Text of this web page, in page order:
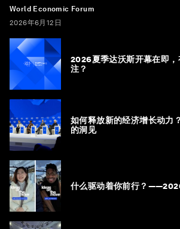
World Economic Forum
2026年6月12日
2026夏季达沃斯开幕在即，
注？
如何释放新的经济增长动力
的洞见
什么驱动着你前行？